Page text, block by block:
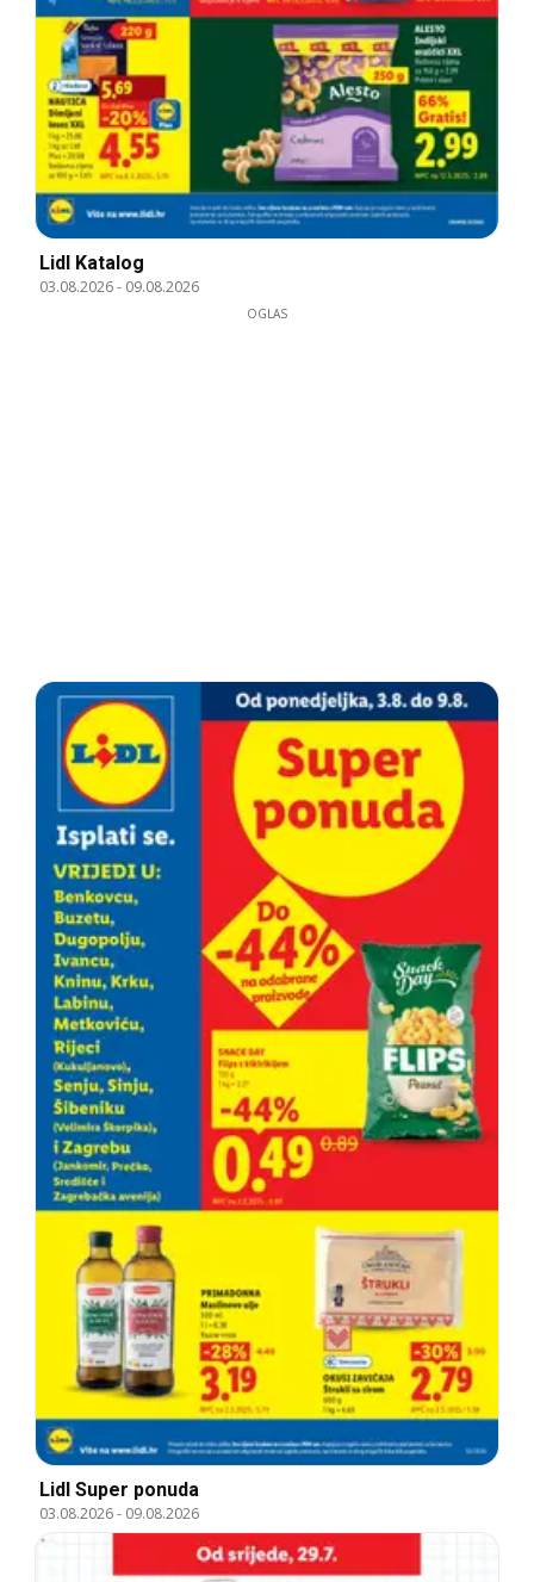
Lidl Katalog
03.08.2026- 09.08.2026
OGLAS
Lidl Super ponuda
03.08.2026- 09.08.2026